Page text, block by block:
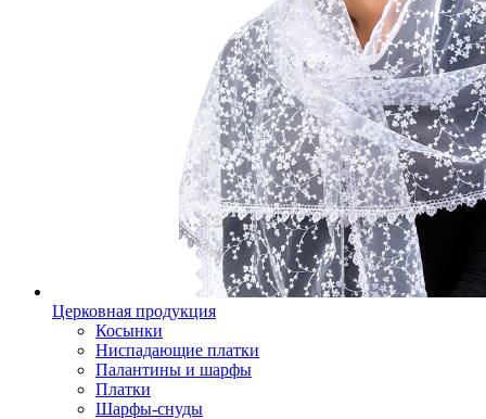
Церковная продукция
Косынки
Ниспадающие платки
Палантины и шарфы
Платки
Шарфы-снуды